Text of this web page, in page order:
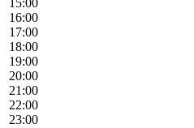
16:00
17:00
18:00
19:00
20:00
21:00
22:00
23:00